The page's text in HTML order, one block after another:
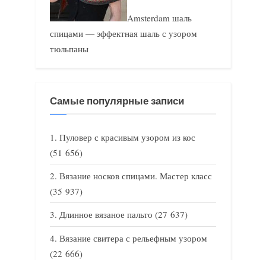
Amsterdam шаль
спицами — эффектная шаль с узором
тюльпаны
Самые популярные записи
Пуловер с красивым узором из кос
(51 656)
Вязание носков спицами. Мастер класс
(35 937)
Длинное вязаное пальто (27 637)
Вязание свитера с рельефным узором
(22 666)